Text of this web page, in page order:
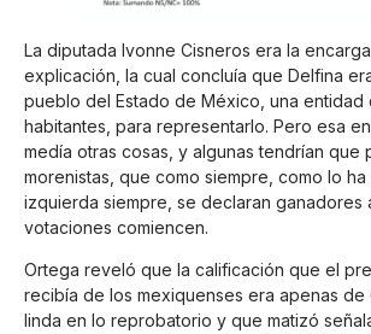
La diputada Ivonne Cisneros era la
explicación, la cual concluía que Delfina
pueblo del Estado de México, una entidad
habitantes, para representarlo. Pero esa
medía otras cosas, y algunas tendrían que
morenistas, que como siempre, como lo ha
izquierda siempre, se declaran ganadores
votaciones comiencen.
Ortega reveló que la calificación que el
recibía de los mexiquenses era apenas de
linda en lo reprobatorio y que matizó